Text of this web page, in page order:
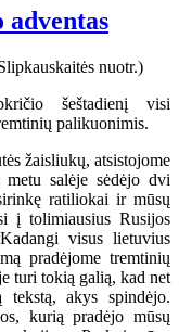
šeštadienį visi
palikuonimis.
žaisliukų, atsistojome
salėje sėdėjo dvi
ratiliokai ir mūsų
į tolimiausius Rusijos
visus lietuvius
pradėjome tremtinių
turi tokią galią, kad net
tekstą, akys spindėjo.
kurią pradėjo mūsų